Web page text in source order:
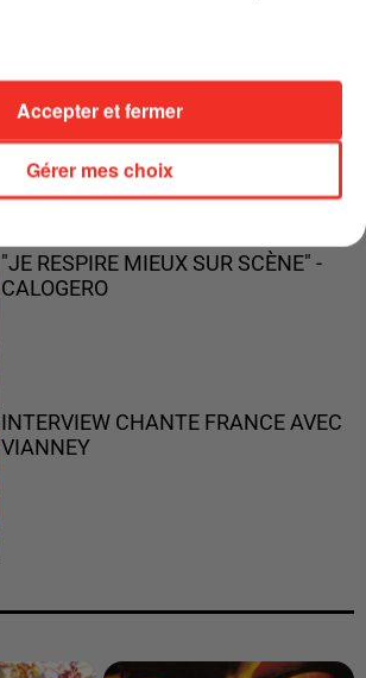
"ON N'EST PAS DES PARENTS
PARFAITS"
"JE RESPIRE MIEUX SUR SCÈNE" -
CALOGERO
INTERVIEW CHANTE FRANCE AVEC
VIANNEY
Gérer mes choix
Accepter et fermer